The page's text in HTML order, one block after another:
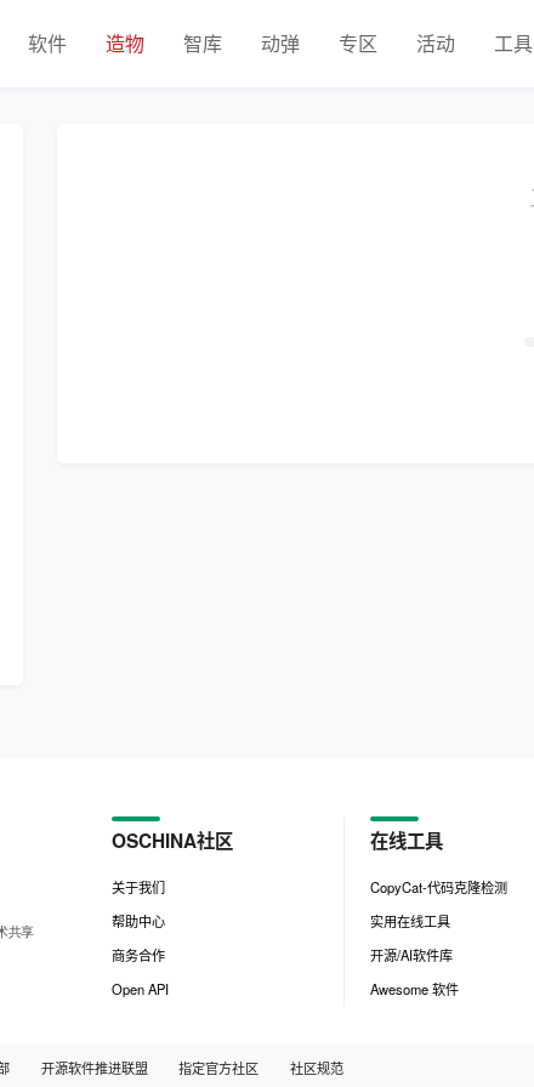
软件 造物 智库 动弹 专区 活动 工具
OSCHINA社区
关于我们
帮助中心
商务合作
Open API
在线工具
CopyCat-代码克隆检测
实用在线工具
开源/AI软件库
Awesome 软件
开源软件推进联盟 指定官方社区 社区规范